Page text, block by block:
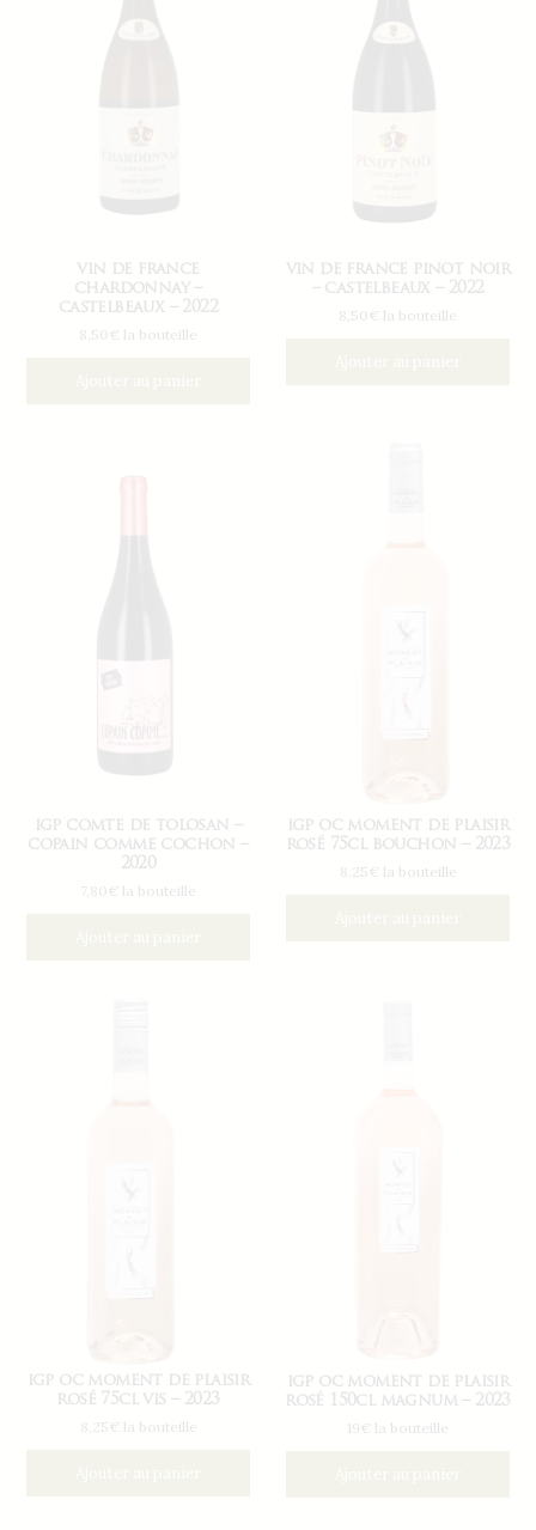
vin de france
chardonnay –
castelbeaux – 2022
8,50€ la bouteille
vin de france pinot noir
– castelbeaux – 2022
8,50€ la bouteille
igp comte de tolosan –
copain comme cochon –
2020
7,80€ la bouteille
igp oc moment de plaisir
rosé 75cl bouchon – 2023
8.25€ la bouteille
igp oc moment de plaisir
rosé 75cl vis – 2023
8,25€ la bouteille
igp oc moment de plaisir
rosé 150cl magnum – 2023
19€ la bouteille